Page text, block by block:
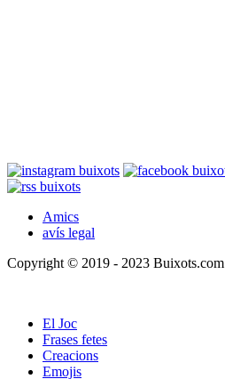
Amics
avís legal
Copyright © 2019 - 2023 Buixots.com
El Joc
Frases fetes
Creacions
Emojis